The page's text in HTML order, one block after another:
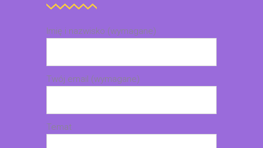
Imię i nazwisko (wymagane)
Twój email (wymagane)
Temat